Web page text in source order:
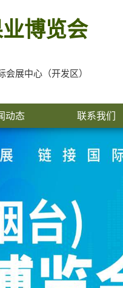
博览会
会展中心（开发区）
动态 联系我们